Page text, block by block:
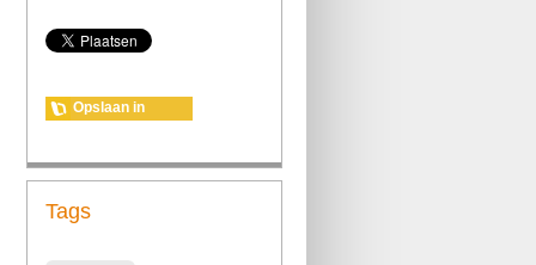
Opslaan in
Tags